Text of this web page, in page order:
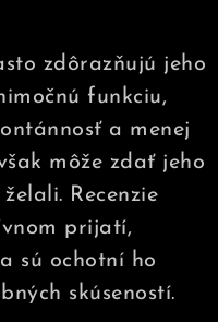
zdôrazňujú jeho
funkciu,
a menej
môže zdať jeho
Recenzie
prijatí,
sú ochotní ho
skúseností.